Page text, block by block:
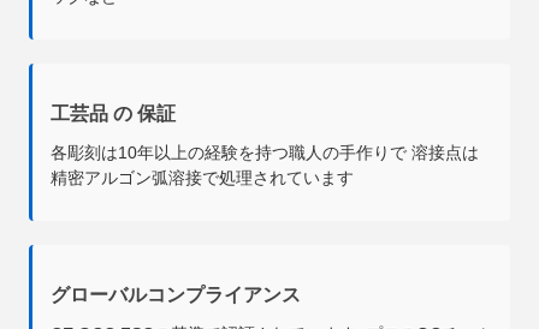
工芸品 の 保証
各彫刻は10年以上の経験を持つ職人の手作りで 溶接点は
精密アルゴン弧溶接で処理されています
グローバルコンプライアンス